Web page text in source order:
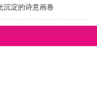
沉淀的诗意画卷